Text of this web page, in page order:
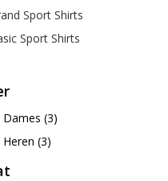
Sport Shirts
Sport Shirts
Dames (3)
Heren (3)